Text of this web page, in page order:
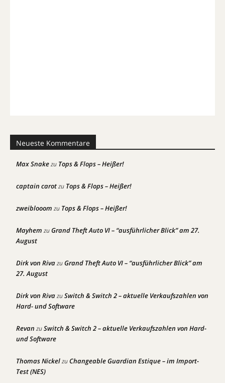
Neueste Kommentare
Max Snakezu Tops & Flops – Heißer!
captain carotzu Tops & Flops – Heißer!
zweiblooom zu Tops & Flops – Heißer!
Mayhem zuGrand Theft Auto VI – “ausführlicher Blick” am 27.
August
Dirk von RivazuGrand Theft Auto VI – “ausführlicher Blick” am
27. August
Dirk von RivazuSwitch & Switch 2 – aktuelle Verkaufszahlen von
Hard- und Software
Revan zuSwitch & Switch 2 – aktuelle Verkaufszahlen von Hard-
und Software
Thomas NickelzuChangeable Guardian Estique – im Import-
Test (NES)